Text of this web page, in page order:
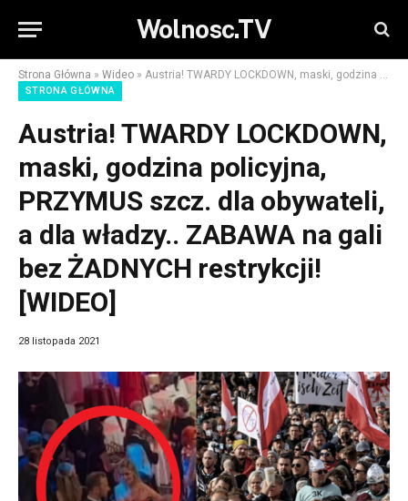
Wolnosc.TV
Strona Główna » Wideo » Austria! TWARDY LOCKDOWN, maski, godzina policyjna, PRZYMUS szcz. dla obywateli, a dla władzy.. ZABAWA na gali bez ŻADNYCH restrykcji! [WIDEO]
STRONA GŁÓWNA
Austria! TWARDY LOCKDOWN,
maski, godzina policyjna,
PRZYMUS szcz. dla obywateli,
a dla władzy.. ZABAWA na gali
bez ŻADNYCH restrykcji!
[WIDEO]
28 listopada 2021